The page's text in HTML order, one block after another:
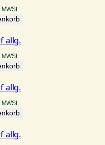
allg.
allg.
allg.